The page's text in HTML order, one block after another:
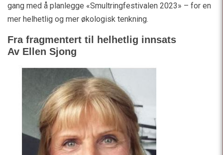
gang med å planlegge «Smultringfestivalen 2023» – for en
mer helhetlig og mer økologisk tenkning.
Fra fragmentert til helhetlig innsats
Av Ellen Sjong